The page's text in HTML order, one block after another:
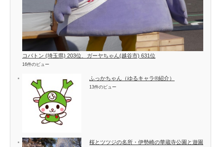
コバトン (埼玉県) 203位、ガーヤちゃん(越谷市) 631位
16件のビュー
ふっかちゃん（ゆるキャラ®紹介）
13件のビュー
桜とツツジの名所・伊勢崎の華蔵寺公園と遊園